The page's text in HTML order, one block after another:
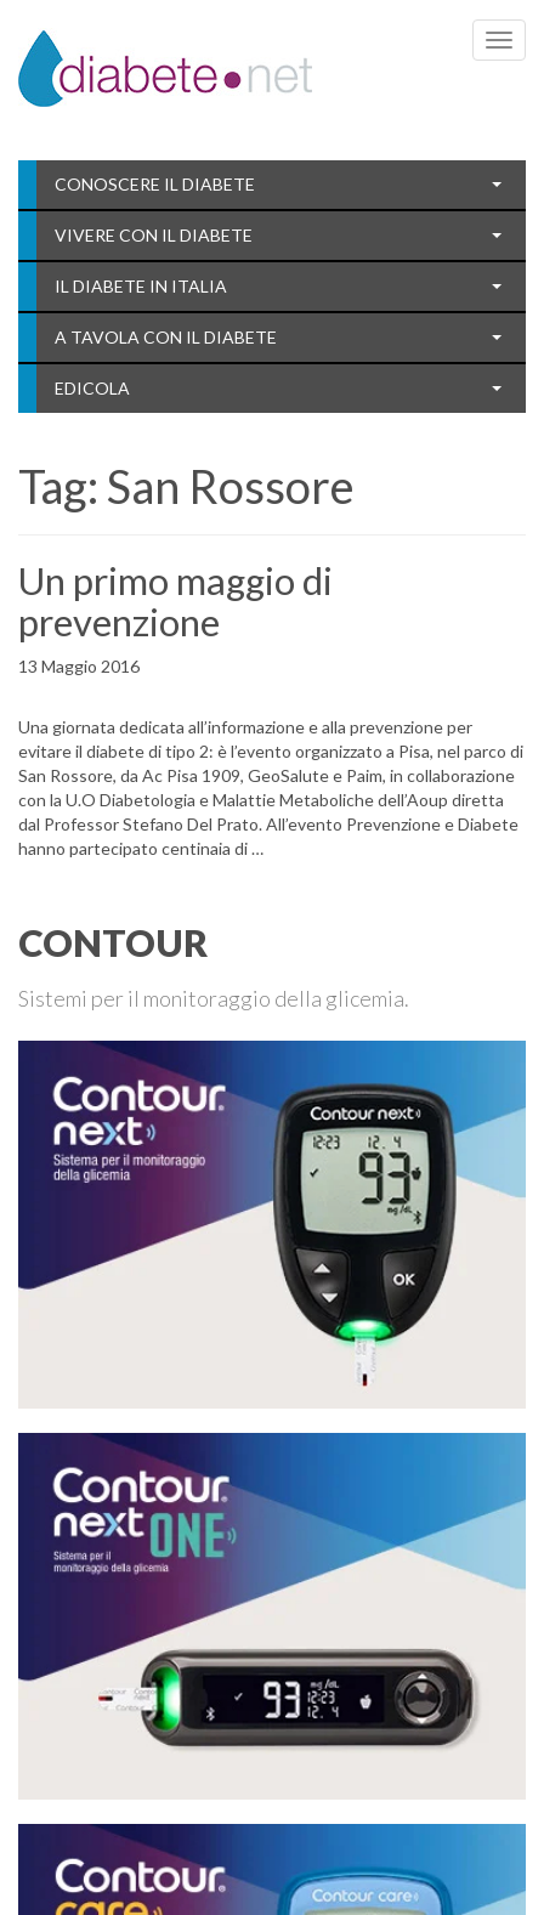
Toggle
CONOSCERE IL DIABETE
VIVERE CON IL DIABETE
IL DIABETE IN ITALIA
A TAVOLA CON IL DIABETE
EDICOLA
Tag: San Rossore
Un primo maggio di
prevenzione
13 Maggio 2016
Una giornata dedicata all’informazione e alla prevenzione per
evitare il diabete di tipo 2: è l’evento organizzato a Pisa, nel parco di
San Rossore, da Ac Pisa 1909, GeoSalute e Paim, in collaborazione
con la U.O Diabetologia e Malattie Metaboliche dell’Aoup diretta
dal Professor Stefano Del Prato. All’evento Prevenzione e Diabete
hanno partecipato centinaia di …
CONTOUR
Sistemi per il monitoraggio della glicemia.